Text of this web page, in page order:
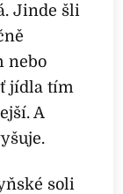
Jinde šli
nebo
jídla tím
A
soli